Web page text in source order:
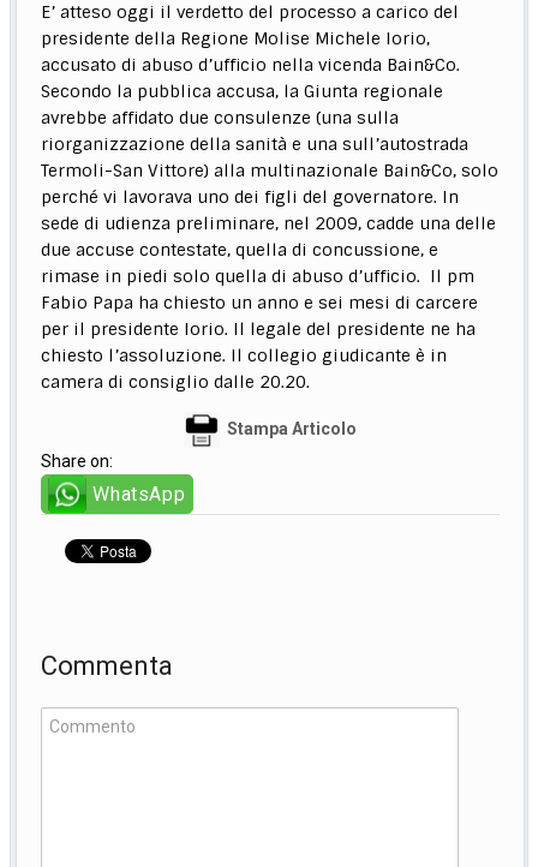
E’ atteso oggi il verdetto del processo a carico del
presidente della Regione Molise Michele Iorio,
accusato di abuso d’ufficio nella vicenda Bain&Co.
Secondo la pubblica accusa, la Giunta regionale
avrebbe affidato due consulenze (una sulla
riorganizzazione della sanità e una sull’autostrada
Termoli-San Vittore) alla multinazionale Bain&Co, solo
perché vi lavorava uno dei figli del governatore. In
sede di udienza preliminare, nel 2009, cadde una delle
due accuse contestate, quella di concussione, e
rimase in piedi solo quella di abuso d’ufficio. Il pm
Fabio Papa ha chiesto un anno e sei mesi di carcere
per il presidente Iorio. Il legale del presidente ne ha
chiesto l’assoluzione. Il collegio giudicante è in
camera di consiglio dalle 20.20.
Stampa Articolo
Share on:
WhatsApp
Commenta